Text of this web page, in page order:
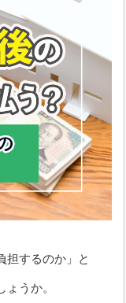
担するのか」と
うか。